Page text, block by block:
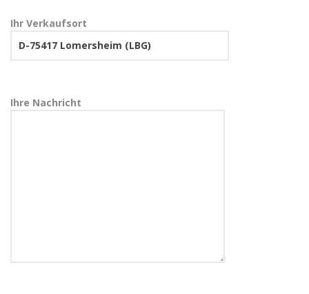
Ihr Verkaufsort
Ihre Nachricht